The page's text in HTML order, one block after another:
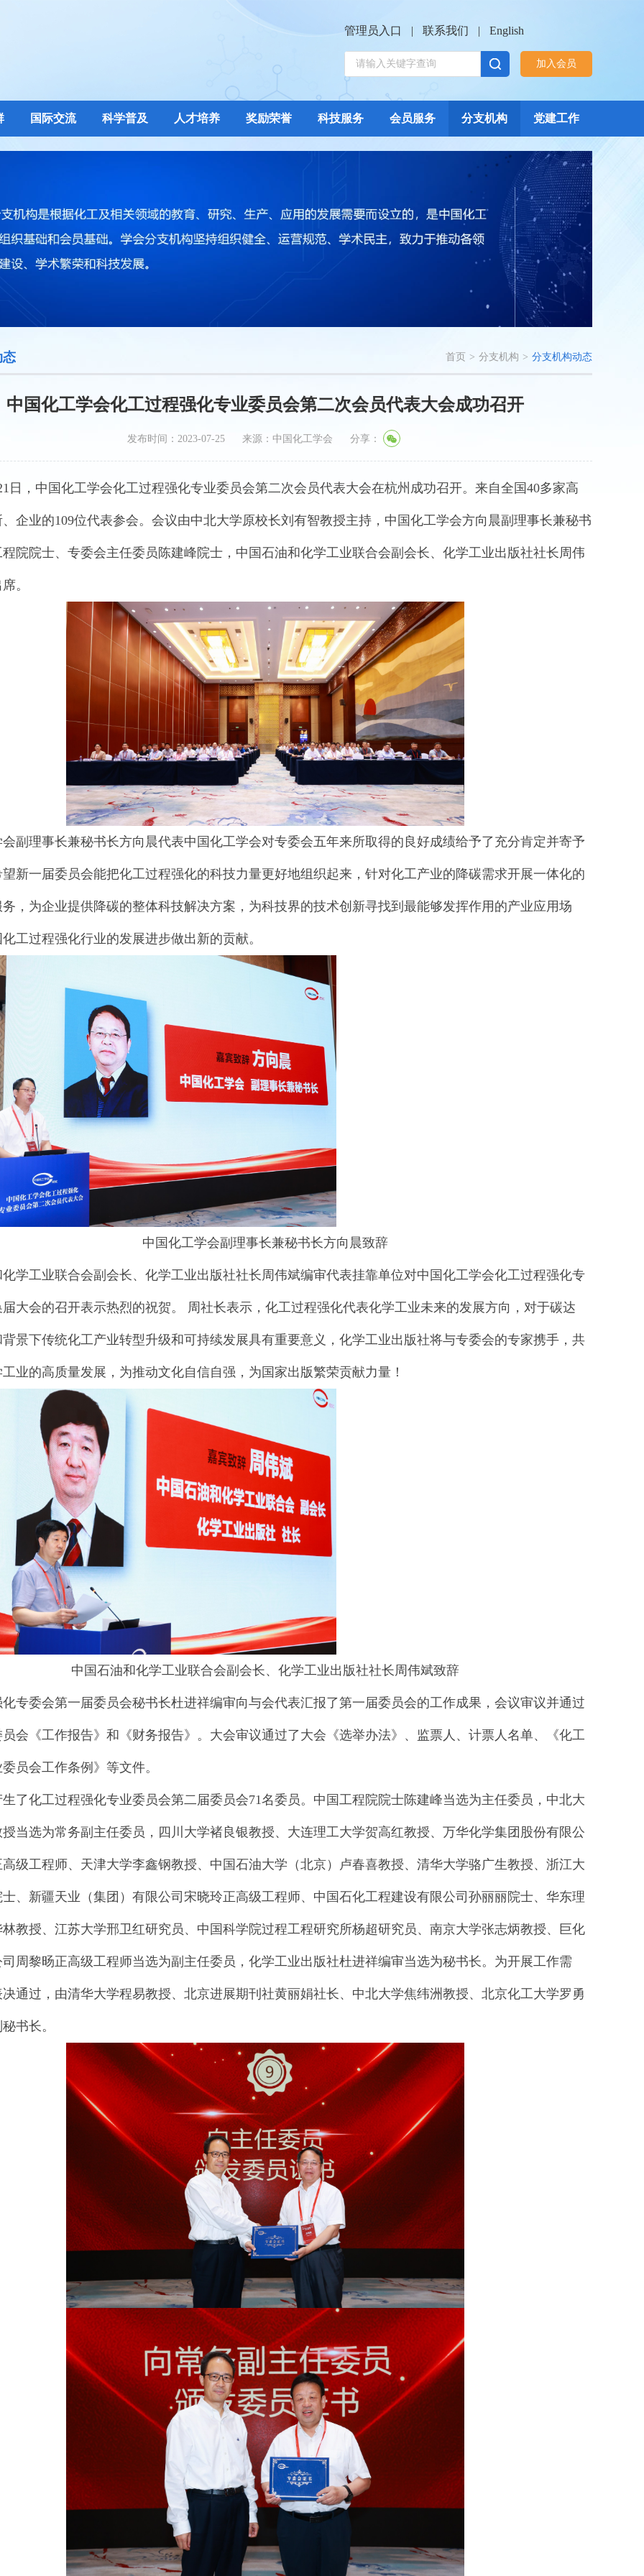
管理员入口 | 联系我们 | English
加入会员
国际交流 科学普及 人才培养 奖励荣誉 科技服务 会员服务 分支机构 党建工作
态 首页 > 分支机构 > 分支机构动态
中国化工学会化工过程强化专业委员会第二次会员代表大会成功召开
发布时间：2023-07-25 来源：中国化工学会 分享：
日，中国化工学会化工过程强化专业委员会第二次会员代表大会在杭州成功召开。来自全国40多家高
企业的109位代表参会。会议由中北大学原校长刘有智教授主持，中国化工学会方向晨副理事长兼秘书
院院士、专委会主任委员陈建峰院士，中国石油和化学工业联合会副会长、化学工业出版社社长周伟
。
副理事长兼秘书长方向晨代表中国化工学会对专委会五年来所取得的良好成绩给予了充分肯定并寄予
新一届委员会能把化工过程强化的科技力量更好地组织起来，针对化工产业的降碳需求开展一体化的
，为企业提供降碳的整体科技解决方案，为科技界的技术创新寻找到最能够发挥作用的产业应用场
工过程强化行业的发展进步做出新的贡献。
中国化工学会副理事长兼秘书长方向晨致辞
学工业联合会副会长、化学工业出版社社长周伟斌编审代表挂靠单位对中国化工学会化工过程强化专
大会的召开表示热烈的祝贺。 周社长表示，化工过程强化代表化学工业未来的发展方向，对于碳达
景下传统化工产业转型升级和可持续发展具有重要意义，化学工业出版社将与专委会的专家携手，共
业的高质量发展，为推动文化自信自强，为国家出版繁荣贡献力量！
中国石油和化学工业联合会副会长、化学工业出版社社长周伟斌致辞
专委会第一届委员会秘书长杜进祥编审向与会代表汇报了第一届委员会的工作成果，会议审议并通过
会《工作报告》和《财务报告》。大会审议通过了大会《选举办法》、监票人、计票人名单、《化工
员会工作条例》等文件。
了化工过程强化专业委员会第二届委员会71名委员。中国工程院院士陈建峰当选为主任委员，中北大
当选为常务副主任委员，四川大学褚良银教授、大连理工大学贺高红教授、万华化学集团股份有限公
级工程师、天津大学李鑫钢教授、中国石油大学（北京）卢春喜教授、清华大学骆广生教授、浙江大
、新疆天业（集团）有限公司宋晓玲正高级工程师、中国石化工程建设有限公司孙丽丽院士、华东理
教授、江苏大学邢卫红研究员、中国科学院过程工程研究所杨超研究员、南京大学张志炳教授、巨化
周黎旸正高级工程师当选为副主任委员，化学工业出版社杜进祥编审当选为秘书长。为开展工作需
通过，由清华大学程易教授、北京进展期刊社黄丽娟社长、中北大学焦纬洲教授、北京化工大学罗勇
书长。